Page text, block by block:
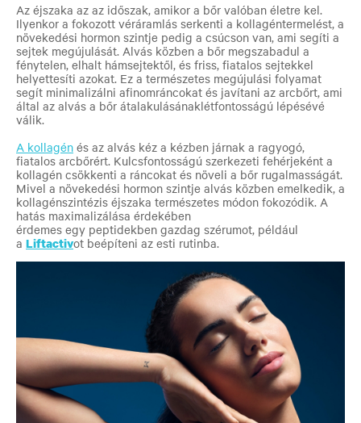
Az éjszaka az az időszak, amikor a bőr valóban életre kel.
Ilyenkor a fokozott véráramlás serkenti a kollagéntermelést, a
növekedési hormon szintje pedig a csúcson van, ami segíti a
sejtek megújulását. Alvás közben a bőr megszabadul a
fénytelen, elhalt hámsejtektől, és friss, fiatalos sejtekkel
helyettesíti azokat. Ez a természetes megújulási folyamat
segít minimalizálni afinomráncokat és javítani az arcbőrt, ami
által az alvás a bőr átalakulásánaklétfontosságú lépésévé
válik.
A kollagén és az alvás kéz a kézben járnak a ragyogó,
fiatalos arcbőrért. Kulcsfontosságú szerkezeti fehérjeként a
kollagén csökkenti a ráncokat és növeli a bőr rugalmasságát.
Mivel a növekedési hormon szintje alvás közben emelkedik, a
kollagénszintézis éjszaka természetes módon fokozódik. A
hatás maximalizálása érdekében
érdemes egy peptidekben gazdag szérumot, például
a Liftactivot beépíteni az esti rutinba.